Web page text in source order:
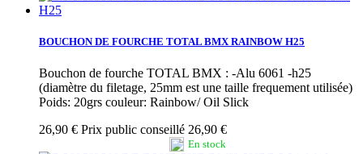
BOUCHON DE FOURCHE TOTAL BMX RAINBOW H25
Bouchon de fourche TOTAL BMX : -Alu 6061 -h25
(diamètre du filetage, 25mm est une taille frequement utilisée)
Poids: 20grs couleur: Rainbow/ Oil Slick
26,90 € Prix public conseillé 26,90 €
En stock